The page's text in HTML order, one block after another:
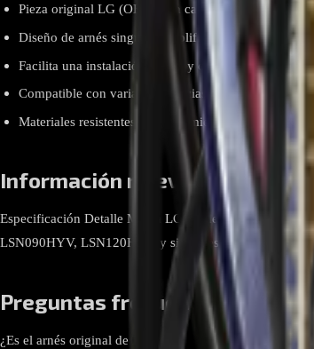
Pieza original LG (OEM) con calidad y tolerancia
Diseño de arnés singular simplificado para
Facilita una instalación rápida y conectividad segura
Compatible con varias referencias de sistemas LG
Materiales resistentes y recubrimiento adecuado para
Información relevante
Especificación Detalle Marca LG Modelo / Referencia
LSN090HYV, LSN120HYV y similares Uso Conexión
Preguntas frecuentes
¿Es el arnés original de LG?